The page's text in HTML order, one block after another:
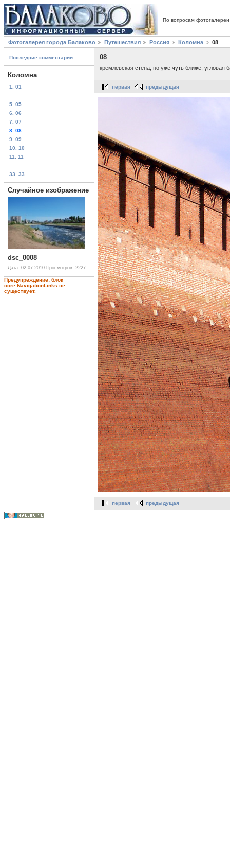
По вопросам
Фотогалерея города Балаково Путешествия Россия Коломна 08
Последние комментарии
Коломна
1. 01
5. 05
6. 06
7. 07
8. 08
9. 09
10. 10
11. 11
33. 33
Случайное изображение
dsc_0008
Дата: 02.07.2010 Просмотров: 2227
Предупреждение: блок
core.NavigationLinks не
существует.
08
кремлевская стена, но уже чуть ближе, угловая
первая предыдущая
первая предыдущая